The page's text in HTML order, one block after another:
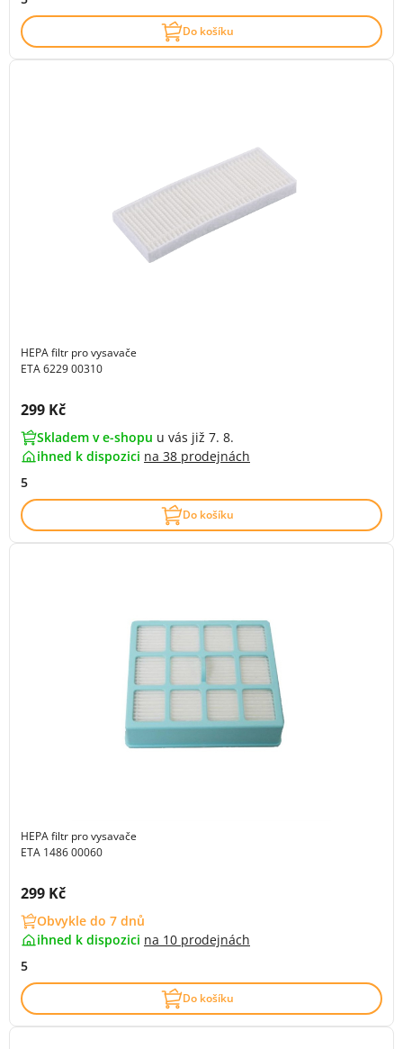
Do košíku
HEPA filtr pro vysavače
ETA 6229 00310
Cena s DPH:
299 Kč
Skladem v e-shopu u vás již 7. 8.
ihned k dispozici na 38 prodejnách
5
Do košíku
HEPA filtr pro vysavače
ETA 1486 00060
Cena s DPH:
299 Kč
Obvykle do 7 dnů
ihned k dispozici na 10 prodejnách
5
Do košíku